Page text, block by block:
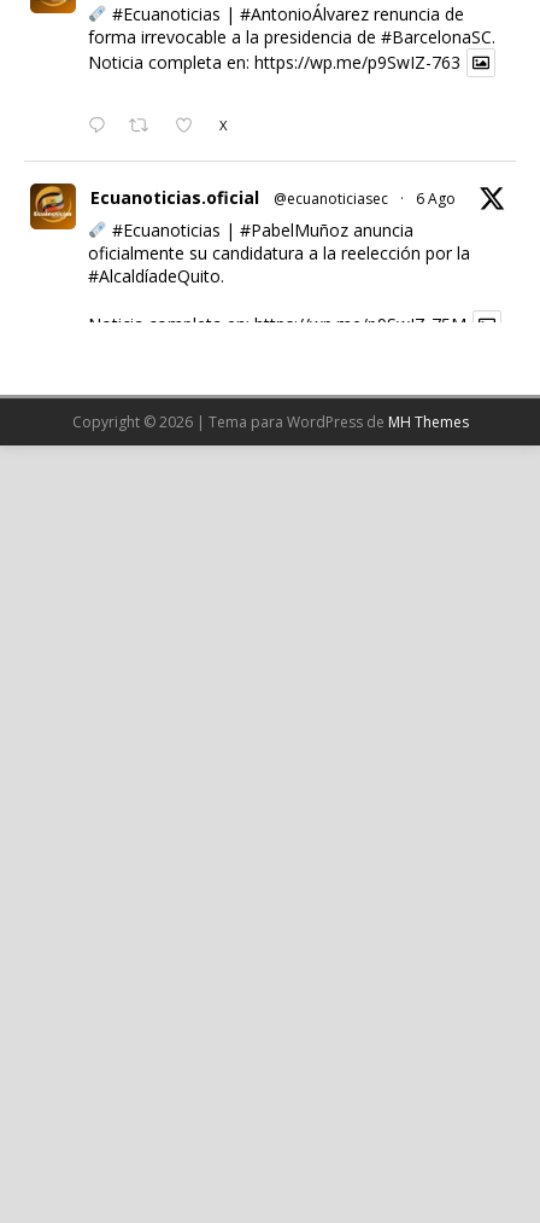
#Ecuanoticias | #AntonioÁlvarezrenuncia de
forma irrevocable a la presidencia de #BarcelonaSC.
Noticia completa en: https://wp.me/p9SwIZ-763
X
Ecuanoticias.oficial @ecuanoticiasec · 6 Ago
#Ecuanoticias | #PabelMuñozanuncia
oficialmente su candidatura a la reelección por la
#AlcaldíadeQuito.
Noticia completa en: https://wp.me/p9SwIZ-75M
Cargar más
Copyright © 2026 | Tema para WordPress de MH Themes